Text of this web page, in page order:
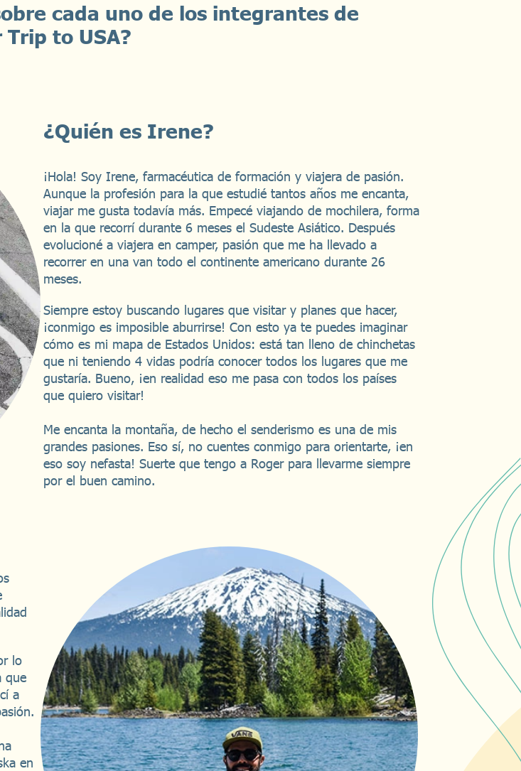
cada uno de los integrantes de
Trip to USA?
¿Quién es Irene?
¡Hola! Soy Irene, farmacéutica de formación y viajera de pasión.
Aunque la profesión para la que estudié tantos años me encanta,
viajar me gusta todavía más. Empecé viajando de mochilera, forma
en la que recorrí durante 6 meses el Sudeste Asiático. Después
evolucioné a viajera en camper, pasión que me ha llevado a
recorrer en una van todo el continente americano durante 26
meses.
Siempre estoy buscando lugares que visitar y planes que hacer,
¡conmigo es imposible aburrirse! Con esto ya te puedes imaginar
cómo es mi mapa de Estados Unidos: está tan lleno de chinchetas
que ni teniendo 4 vidas podría conocer todos los lugares que me
gustaría. Bueno, ¡en realidad eso me pasa con todos los países
que quiero visitar!
Me encanta la montaña, de hecho el senderismo es una de mis
grandes pasiones. Eso sí, no cuentes conmigo para orientarte, ¡en
eso soy nefasta! Suerte que tengo a Roger para llevarme siempre
por el buen camino.
lo
que
a
en